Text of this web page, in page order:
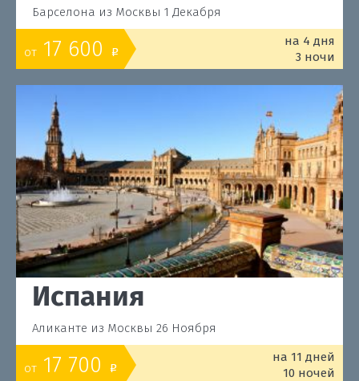
Барселона из Москвы 1 Декабря
от 17 600 o
на 4 дня
3 ночи
Испания
Аликанте из Москвы 26 Ноября
от 17 700 o
на 11 дней
10 ночей